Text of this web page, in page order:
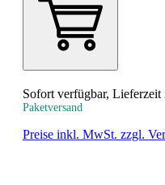
Sofort verfügbar, Lieferzeit
Paketversand
Preise inkl. MwSt. zzgl.